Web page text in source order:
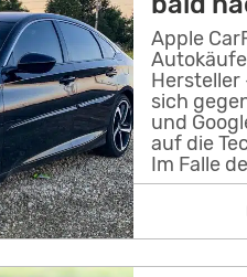
Apple
Hersteller
sich
und
auf die
Im Falle